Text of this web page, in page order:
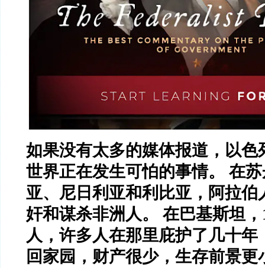
如果没有太多的媒体报道，以色
世界正在发生可怕的事情。 在
亚、尼日利亚和利比亚，阿拉伯
奸和谋杀非洲人。 在巴基斯坦
人，许多人在那里庇护了几十年
回家园，财产很少，生存前景更